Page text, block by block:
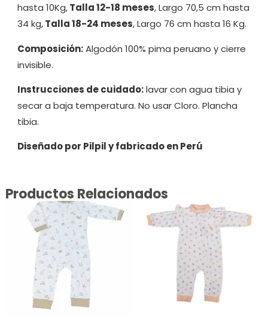
hasta 10Kg,Talla 12-18 meses, Largo 70,5 cm hasta
34 kg,Talla 18-24 meses, Largo 76 cm hasta 16 Kg.
Composición:Algodón 100% pima peruano y cierre
invisible.
Instrucciones de cuidado:lavar con agua tibia y
secar a baja temperatura. No usar Cloro. Plancha
tibia.
Diseñado por Pilpil y fabricado en Perú
Productos Relacionados